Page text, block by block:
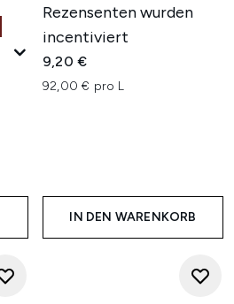
Rezensenten wurden
incentiviert
9,20 €
92,00 € pro L
IN DEN WARENKORB